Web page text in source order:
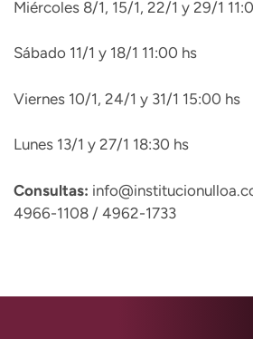
Miércoles 8/1, 15/1, 22/1 y 29/1
Sábado 11/1 y 18/1 11:00 hs
Viernes 10/1, 24/1 y 31/1 15:00 hs
Lunes 13/1 y 27/1 18:30 hs
Consultas:
4966-1108 / 4962-1733